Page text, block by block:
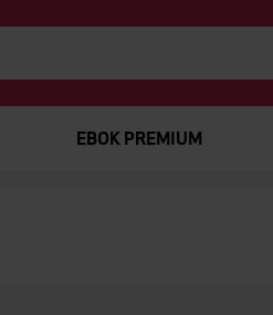
EBOK PREMIUM